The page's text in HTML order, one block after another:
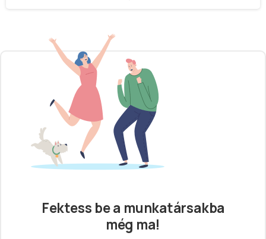
Fektess be a munkatársakba
még ma!